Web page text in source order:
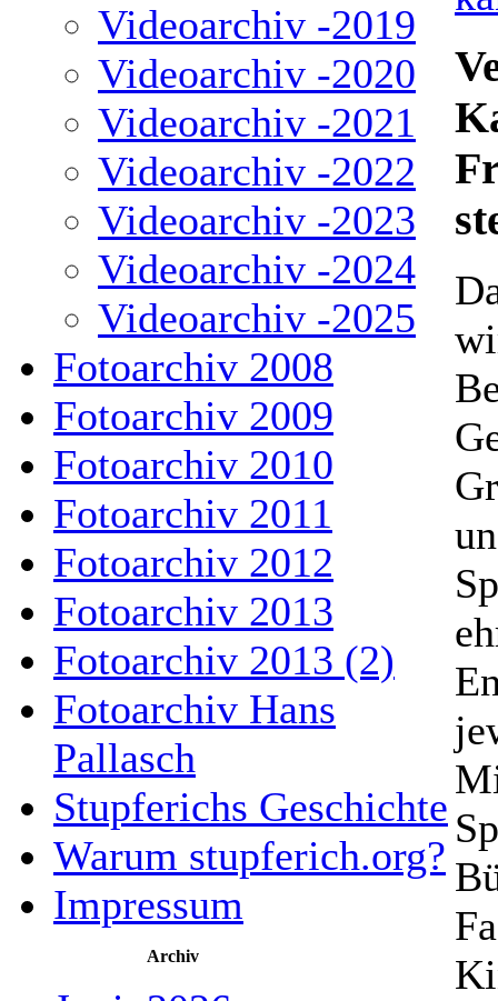
Videoarchiv -2019
Videoarchiv -2020
Videoarchiv -2021
Videoarchiv -2022
Videoarchiv -2023
Videoarchiv -2024
Videoarchiv -2025
Fotoarchiv 2008
Fotoarchiv 2009
Fotoarchiv 2010
Fotoarchiv 2011
Fotoarchiv 2012
Fotoarchiv 2013
Fotoarchiv 2013 (2)
Fotoarchiv Hans
Pallasch
Stupferichs Geschichte
Warum stupferich.org?
Impressum
Archiv